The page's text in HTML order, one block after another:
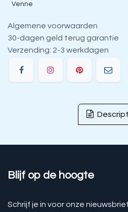
Venne
Algemene voorwaarden
30-dagen geld terug garantie
Verzending: 2-3 werkdagen
Blijf op de hoogte
Schrijf je in voor onze